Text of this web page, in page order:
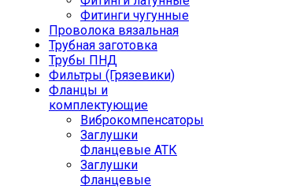
Фитинги чугунные
Проволока вязальная
Трубная заготовка
Трубы ПНД
Фильтры (Грязевики)
Фланцы и
комплектующие
Виброкомпенсаторы
Заглушки
Фланцевые АТК
Заглушки
Фланцевые